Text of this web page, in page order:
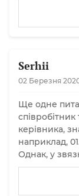
Serhii
02 Березня
Ще одне
керівника,
наприклад,
Однак, у